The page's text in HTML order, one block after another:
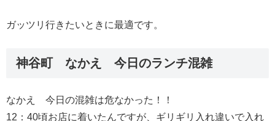
ガッツリ行きたいときに最適です。
神谷町 なかえ 今日のランチ混雑
なかえ 今日の混雑は危なかった！！
12：40頃お店に着いたんですが、ギリギリ入れ違いで入れ